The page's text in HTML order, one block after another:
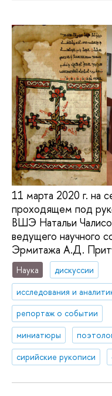
11 марта 2020 г. на
проходящем под
ВШЭ Натальи
ведущего научного
Эрмитажа А.Д.
Наука
дискуссии
исследования и
репортаж о событии
миниатюры
сирийские рукописи